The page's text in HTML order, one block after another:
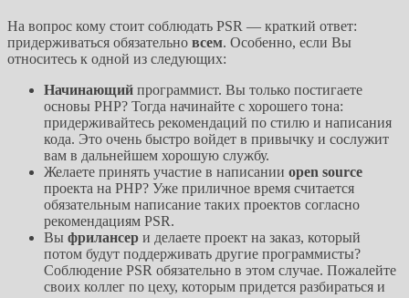
На вопрос кому стоит соблюдать PSR — краткий ответ:
придерживаться обязательно всем. Особенно, если Вы
относитесь к одной из следующих:
Начинающий программист. Вы только постигаете
основы PHP? Тогда начинайте с хорошего тона:
придерживайтесь рекомендаций по стилю и написания
кода. Это очень быстро войдет в привычку и сослужит
вам в дальнейшем хорошую службу.
Желаете принять участие в написании open source
проекта на PHP? Уже приличное время считается
обязательным написание таких проектов согласно
рекомендациям PSR.
Вы фрилансер и делаете проект на заказ, который
потом будут поддерживать другие программисты?
Соблюдение PSR обязательно в этом случае. Пожалейте
своих коллег по цеху, которым придется разбираться и